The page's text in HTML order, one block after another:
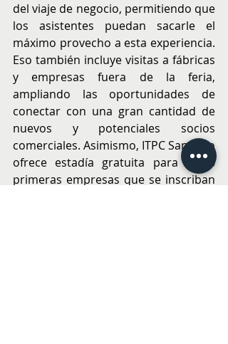
del viaje de negocio, permitiendo que
los asistentes puedan sacarle el
máximo provecho a esta experiencia.
Eso también incluye visitas a fábricas
y empresas fuera de la feria,
ampliando las oportunidades de
conectar con una gran cantidad de
nuevos y potenciales socios
comerciales. Asimismo, ITPC Santiago
ofrece estadía gratuita para las 5
primeras empresas que se inscriban